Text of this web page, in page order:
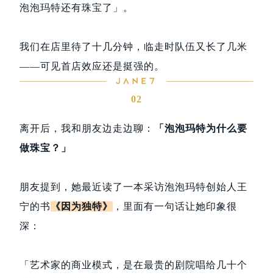
泡泡玛特还有珠宝了」。
我们在店里待了十几分钟，临走时队伍又长了几米
——可见首店效应还是挺强的。
02
离开后，我和朋友边走边聊：
「泡泡玛特为什么要
做珠宝？」
朋友提到，她最近读了一本采访泡泡玛特创始人王
宁的书
《因为独特》
，里面有一句话让她印象很
深：
「艺术家的商业模式，是在最贵的剧院唱给几十个